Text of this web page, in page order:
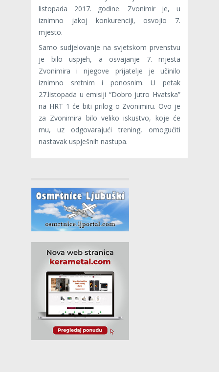
listopada 2017. godine. Zvonimir je, u
iznimno jakoj konkurenciji, osvojio 7.
mjesto.
Samo sudjelovanje na svjetskom prvenstvu
je bilo uspjeh, a osvajanje 7. mjesta
Zvonimira i njegove prijatelje je učinilo
iznimno sretnim i ponosnim. U petak
27.listopada u emisiji “Dobro jutro Hvatska”
na HRT 1 će biti prilog o Zvonimiru. Ovo je
za Zvonimira bilo veliko iskustvo, koje će
mu, uz odgovarajući trening, omogućiti
nastavak uspješnih nastupa.